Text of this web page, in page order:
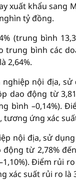
xuất khẩu sang
tỷ đồng.
(trung bình
trung bình các
2,64%.
nội địa,
dao động từ
bình –0,14%).
ứng xác
nội địa, sử
từ 2,78%
Điểm rủi
xác suất rủi ro là